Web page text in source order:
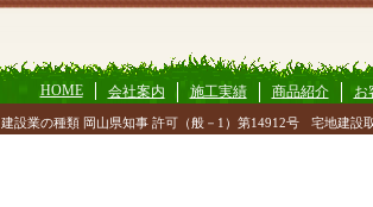
HOME 会社案内 施工実績 商品紹介 お
建設業の種類 岡山県知事 許可（般－1）第14912号 宅地建設